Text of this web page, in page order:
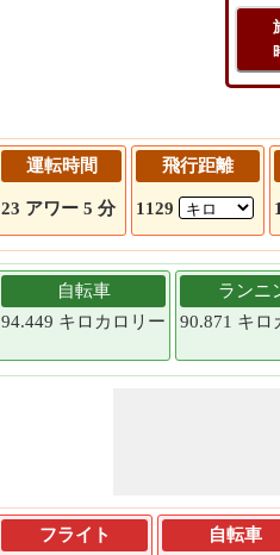
運転時間
23 アワー 5 分
飛行距離
1129
自転車
94.449 キロカロリー
ランニ
90.871 キロ
フライト
自転車